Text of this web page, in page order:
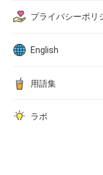
遺言サポート
相続サポート
家族信託
建設業許可
2026年4月ニュース
2026年3月ニュース
2026年2月ニュース
2026年1月ニュース
プライバシーポリ
English
用語集
遺言・相続 用
ラボ